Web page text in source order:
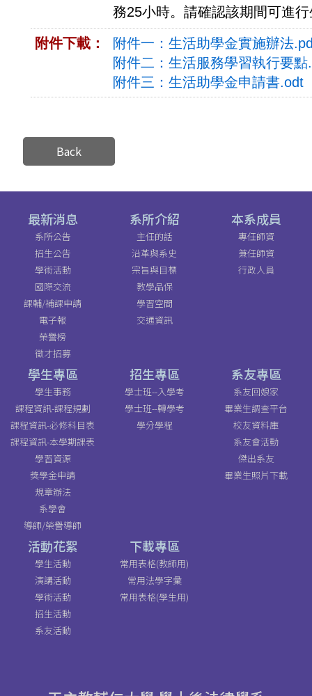
務25小時。請確認該期間可進
附件下載：
附件一：生活助學金實施辦法
附件二：生活服務學習執行要點
附件三：生活助學金申請書.odt
Back
最新消息
系所公告
招生公告
學術活動
國際交流
課輔/補課申請
電子報
榮譽榜
徵才招募
系所介紹
主任的話
沿革與系史
宗旨與目標
教學品保
學習空間
交通資訊
本系成員
專任師資
兼任師資
行政人員
學生專區
學生事務
課程資訊-課程規劃
課程資訊-必修科目表
課程資訊-本學期課表
學習資源
獎學金申請
規章辦法
系學會
導師/榮譽導師
招生專區
學士班--入學考
學士班--轉學考
學分學程
系友專區
系友回娘家
畢業生調查平台
校友資料庫
系友會活動
傑出系友
畢業生照片下載
活動花絮
學生活動
演講活動
學術活動
招生活動
系友活動
下載專區
常用表格(教師用)
常用法學字彙
常用表格(學生用)